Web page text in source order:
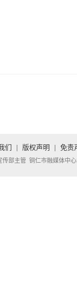
们 版权声明 免责
部主管 铜仁市融媒体中心